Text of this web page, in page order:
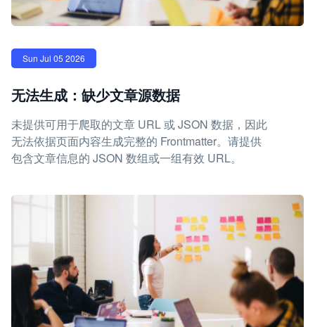
Sun Jul 05 2026
无法生成：缺少文章源数据
未提供可用于爬取的文章 URL 或 JSON 数据，因此
无法依据页面内容生成完整的 Frontmatter。请提供
包含文章信息的 JSON 数组或一组有效 URL。